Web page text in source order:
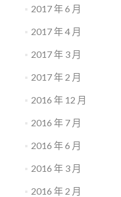
2017 年 6 月
2017 年 4 月
2017 年 3 月
2017 年 2 月
2016 年 12 月
2016 年 7 月
2016 年 6 月
2016 年 3 月
2016 年 2 月